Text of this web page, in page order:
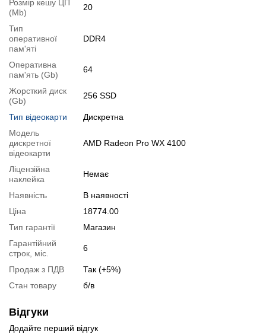
"Аксесуари" разом з основним товаром.
Специфікація процесора:
Тестування процесора:
Специфікація відеокарти:
Тестування відеокарти:
Відеоогляд
Слідкувати в Instagram
Розмір кешу ЦП
(Mb)
20
Тип
оперативної
пам'яті
DDR4
Оперативна
пам'ять (Gb)
64
Жорсткий диск
(Gb)
256 SSD
Тип відеокарти
Дискретна
Модель
дискретної
відеокарти
AMD Radeon Pro WX 4100
Ліцензійна
наклейка
Немає
Наявність
В наявності
Ціна
18774.00
Тип гарантії
Магазин
Гарантійний
строк, міс.
6
Продаж з ПДВ
Так (+5%)
Стан товару
б/в
Відгуки
Додайте перший відгук